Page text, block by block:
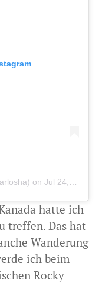
onJul 24, 2019 at 6:51pm PDT
hatte ich
treffen. Das hat
Wanderung
ich beim
Rocky